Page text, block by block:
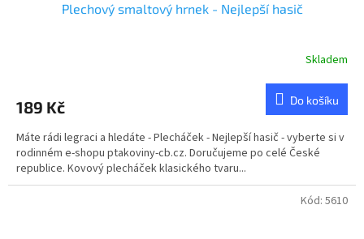
Plechový smaltový hrnek - Nejlepší hasič
Skladem
189 Kč Do košíku
Máte rádi legraci a hledáte - Plecháček - Nejlepší hasič - vyberte si v
rodinném e-shopu ptakoviny-cb.cz. Doručujeme po celé České
republice. Kovový plecháček klasického tvaru...
Kód: 5610